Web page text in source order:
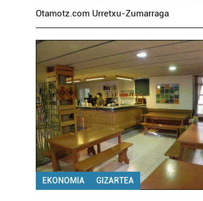
Otamotz.com Urretxu-Zumarraga
EKONOMIA GIZARTEA